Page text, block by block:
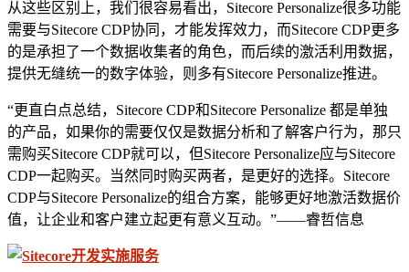
从这些区别上，我们很容易看出，Sitecore Personalize很多功能
需要与Sitecore CDP协同，才能发挥效力，而Sitecore CDP更多
的是承担了一个数据收集者的角色，而后续的激活利用数据，
提供无缝统一的数字体验，则多有Sitecore Personalize推进。
“更直白点总结，Sitecore CDP和Sitecore Personalize 都是单独
的产品，如果你的需要仅仅是数据分析和了解客户行为，那只
需购买Sitecore CDP就可以，但Sitecore Personalize应与Sitecore
CDP一起购买。当然同时购买两者，是更好的选择。Sitecore
CDP与Sitecore Personalize的组合方案，能够更好地激活数据价
值，让企业和客户建立起更有意义互动。”——睿哲信息